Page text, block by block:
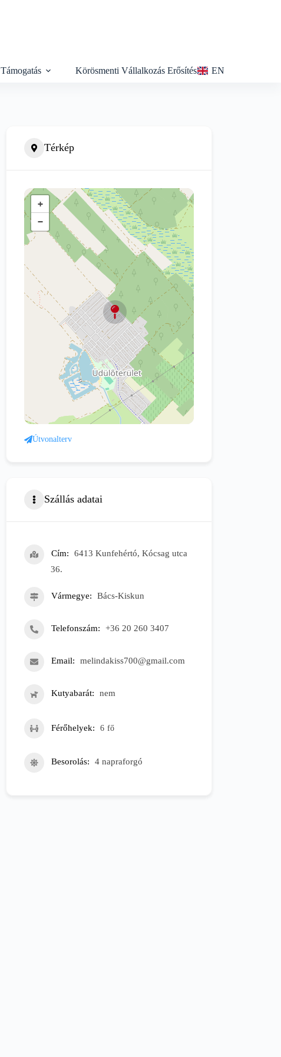
Támogatás Körösmenti Vállalkozás Erősítés EN
Térkép
+
−
Útvonalterv
Szállás adatai
Cím
6413 Kunfehértó, Kócsag utca
36.
Vármegye Bács-Kiskun
Telefonszám +36 20 260 3407
Email melindakiss700@gmail.com
Kutyabarát nem
Férőhelyek 6 fő
Besorolás 4 napraforgó